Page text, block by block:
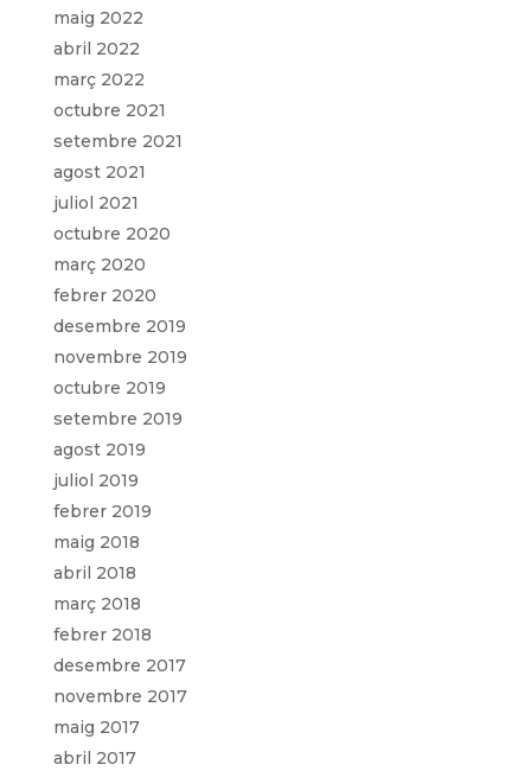
maig 2022
abril 2022
març 2022
octubre 2021
setembre 2021
agost 2021
juliol 2021
octubre 2020
març 2020
febrer 2020
desembre 2019
novembre 2019
octubre 2019
setembre 2019
agost 2019
juliol 2019
febrer 2019
maig 2018
abril 2018
març 2018
febrer 2018
desembre 2017
novembre 2017
maig 2017
abril 2017